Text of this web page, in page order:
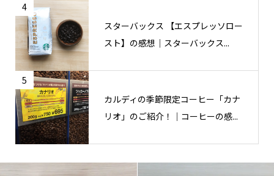
4
スターバックス 【エスプレッソロー
スト】の感想｜スターバックス...
5
カルディの季節限定コーヒー「カナ
リオ」のご紹介！｜コーヒーの感...